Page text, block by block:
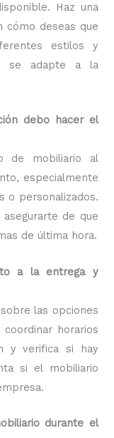
Haz una
cómo deseas que
estilos y
se adapte a la
debo hacer el
de mobiliario al
especialmente
o personalizados.
de que
de última hora.
a la entrega y
las opciones
horarios
y verifica si hay
si el mobiliario
durante el